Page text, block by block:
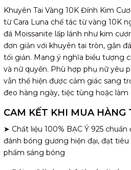
Khuyên Tai Vàng 10K Đính Kim
từ Cara Luna chế tác từ vàng 10K
đá Moissanite lấp lánh như kim
đơn giản với khuyên tai tròn, gắn
tối giản. Mang ý nghĩa biểu tượng
và nữ quyền. Phù hợp phụ nữ yêu
vẫn thể hiện được cảm giác sang
đeo hàng ngày, tiệc tùng hoặc làm
CAM KẾT KHI MUA HÀNG
➤ Chất liệu 100% BẠC Ý 925
đánh bóng gương hiện đại, đạt tiêu
phẩm sáng bóng